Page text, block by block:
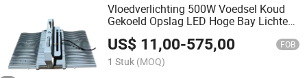
Vloedverlichting 500W Voedsel Koud
Gekoeld Opslag LED Hoge Bay Lichten
150lm/W IP69K Waterdicht IP69K RVS
Constructie 5000K Hoge Lumen 75,
000lm
US$ 11,00-575,00 FOB
1 Stuk (MOQ)